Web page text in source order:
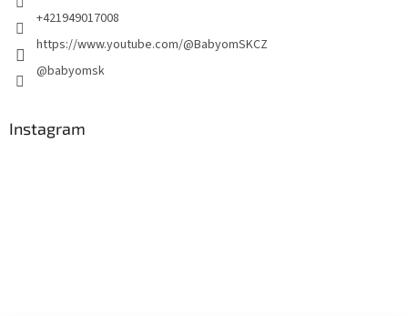
+421949017008
https://www.youtube.com/@BabyomSKCZ
@babyomsk
Instagram